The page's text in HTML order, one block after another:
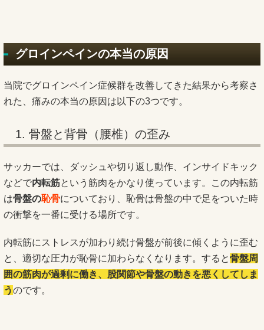
グロインペインの本当の原因
当院でグロインペイン症候群を改善してきた結果から考察さ
れた、痛みの本当の原因は以下の3つです。
1. 骨盤と背骨（腰椎）の歪み
サッカーでは、ダッシュや切り返し動作、インサイドキック
などで内転筋という筋肉をかなり使っています。この内転筋
は骨盤の恥骨についており、恥骨は骨盤の中で足をついた時
の衝撃を一番に受ける場所です。
内転筋にストレスが加わり続け骨盤が前後に傾くように歪む
と、適切な圧力が恥骨に加わらなくなります。すると骨盤周
囲の筋肉が過剰に働き、股関節や骨盤の動きを悪くしてしま
うのです。